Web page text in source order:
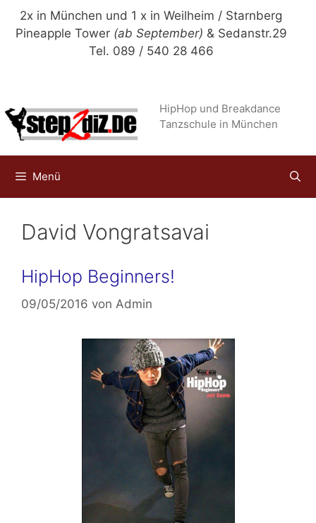
Zum
Inhalt
2x in München und 1 x in Weilheim / Starnberg
Pineapple Tower (ab September) & Sedanstr.29
Tel. 089 / 540 28 466
HipHop und Breakdance
Tanzschule in München
Menü
David Vongratsavai
HipHop Beginners!
09/05/2016 von Admin